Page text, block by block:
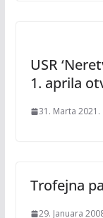
USR
1. aprila
31. Marta 2021.
Trofejna
29. Januara